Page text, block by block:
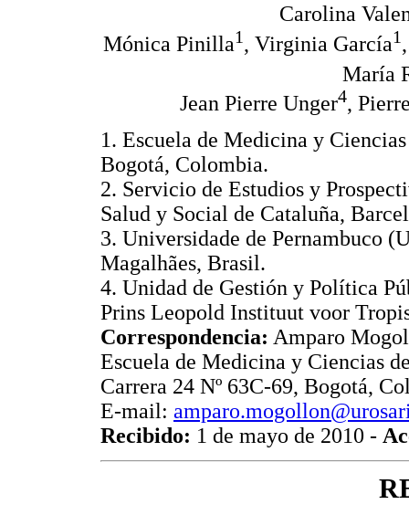
Carolina
Mónica Pinilla1, Virginia García1
María
Jean Pierre Unger4,
1. Escuela de Medicina y
Bogotá, Colombia.
2. Servicio de Estudios y
Salud y Social de Cataluña,
3. Universidade de Pernambuco
Magalhães, Brasil.
4. Unidad de Gestión y Política
Prins Leopold Instituut voor
Correspondencia: Amparo
Escuela de Medicina y Ciencias
Carrera 24 Nº 63C-69, Bogotá,
E-mail:
Recibido: 1 de mayo de 2010 -